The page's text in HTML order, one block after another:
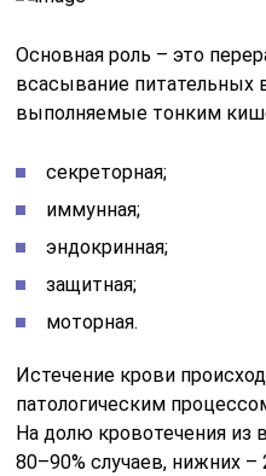
Основная роль – это
всасывание питательных
выполняемые тонким
секреторная;
иммунная;
эндокринная;
защитная;
моторная.
Истечение крови
патологическим
На долю кровотечения из
80–90% случаев, нижних –